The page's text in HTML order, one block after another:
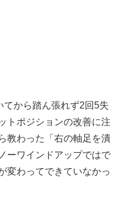
から踏ん張れず2回5失
トポジションの改善に注
教わった「右の軸足を潰
ーワインドアップではで
変わってできていなかっ